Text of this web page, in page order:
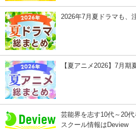
2026年7月夏ドラマも、
【夏アニメ2026】7月期
芸能界を志す10代～20
スクール情報はDeview